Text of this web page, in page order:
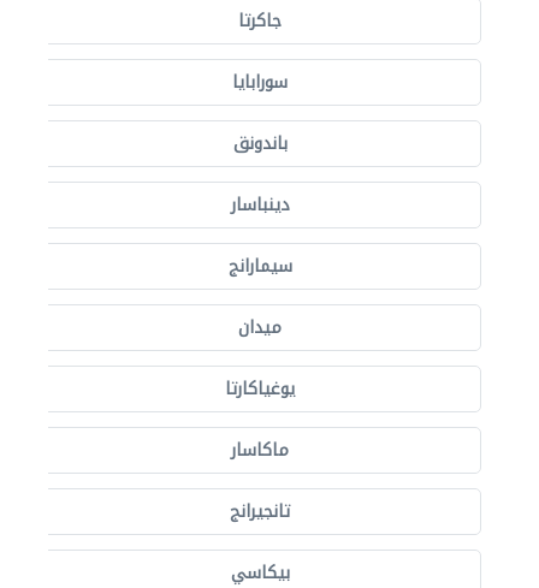
جاكرتا
سورابايا
باندونق
دينباسار
سيمارانج
ميدان
يوغياكارتا
ماكاسار
تانجيرانج
بيكاسي